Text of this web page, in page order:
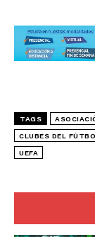
TAGS
CLUBES DEL
UEFA